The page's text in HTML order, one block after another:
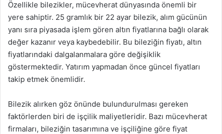
Özellikle bilezikler, mücevherat dünyasında önemli bir
yere sahiptir. 25 gramlık bir 22 ayar bilezik, alım gücünün
yanı sıra piyasada işlem gören altın fiyatlarına bağlı olarak
değer kazanır veya kaybedebilir. Bu bileziğin fiyatı, altın
fiyatlarındaki dalgalanmalara göre değişiklik
göstermektedir. Yatırım yapmadan önce güncel fiyatları
takip etmek önemlidir.
Bilezik alırken göz önünde bulundurulması gereken
faktörlerden biri de işçilik maliyetleridir. Bazı mücevherat
firmaları, bileziğin tasarımına ve işçiliğine göre fiyat